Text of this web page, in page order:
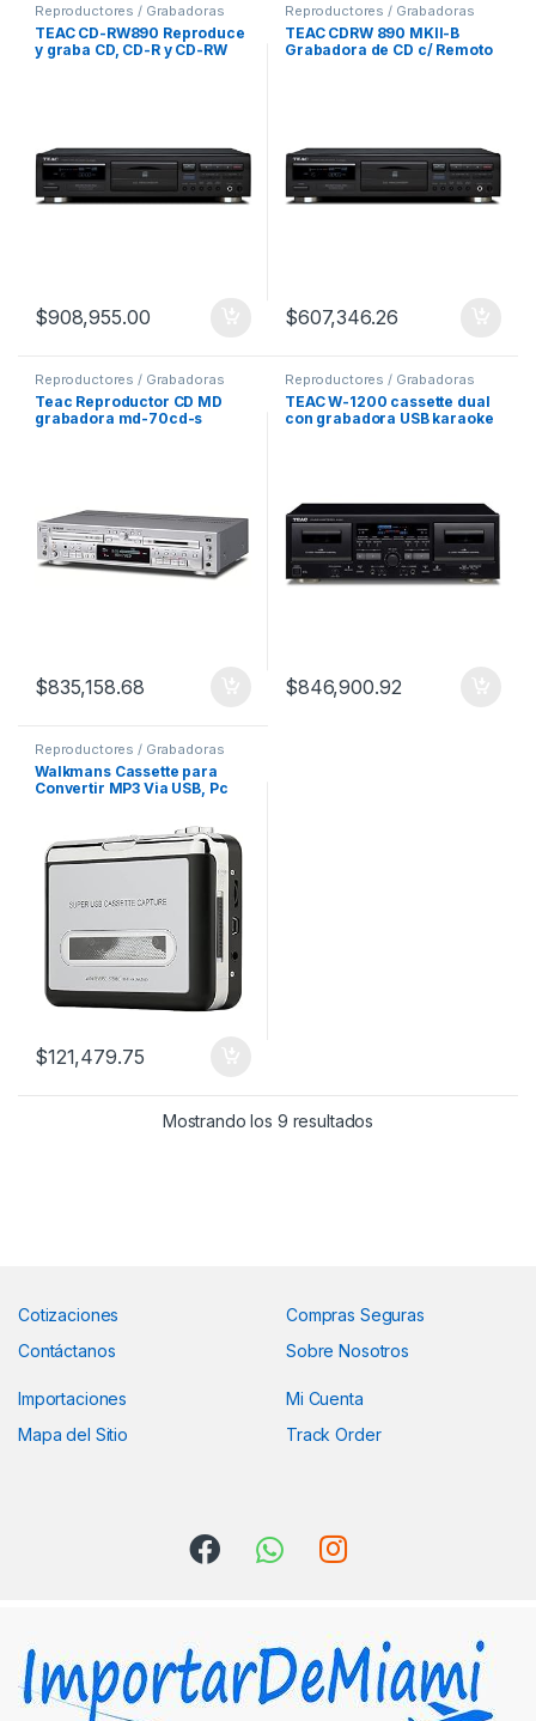
Reproductores / Grabadoras
TEAC CD-RW890 Reproduce
y graba CD, CD-R y CD-RW
$908,955.00
Reproductores / Grabadoras
TEAC CDRW 890 MKII-B
Grabadora de CD c/ Remoto
$607,346.26
Reproductores / Grabadoras
Teac Reproductor CD MD
grabadora md-70cd-s
$835,158.68
Reproductores / Grabadoras
TEAC W-1200 cassette dual
con grabadora USB karaoke
$846,900.92
Reproductores / Grabadoras
Walkmans Cassette para
Convertir MP3 Via USB, Pc
$121,479.75
Mostrando los 9 resultados
Cotizaciones
Contáctanos
Compras Seguras
Sobre Nosotros
Importaciones
Mapa del Sitio
Mi Cuenta
Track Order